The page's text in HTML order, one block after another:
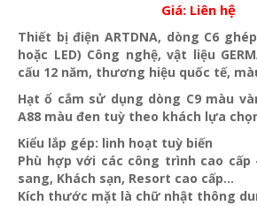
Giá: Liên hệ
Thiết bị điện ARTDNA, dòng C6
hoặc LED) Công nghệ, vật liệu
cấu 12 năm, thương hiệu quốc tế,
Hạt ổ cắm sử dụng dòng C9 màu
A88 màu đen tuỳ theo khách lựa
Kiểu lắp gép: linh hoạt tuỳ biến
Phù hợp với các công trình cao
sang, Khách sạn, Resort cao cấp…
Kích thước mặt là chữ nhật thông